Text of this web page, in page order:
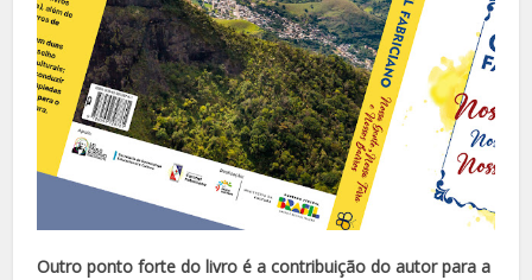
Outro ponto forte do livro é a contribuição do autor para a